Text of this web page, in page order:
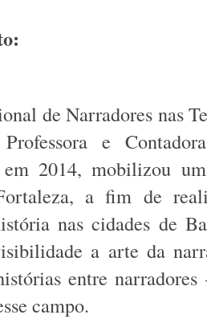
de Narradores nas
e
em 2014, mobilizou
a fim de
nas cidades de
a arte da
entre
campo.